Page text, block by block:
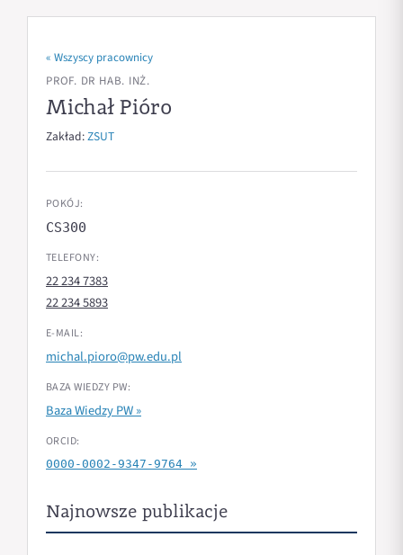
« Wszyscy pracownicy
PROF. DR HAB. INŻ.
Michał Pióro
Zakład:ZSUT
POKÓJ:
CS300
TELEFONY:
22 234 7383
22 234 5893
E-MAIL:
michal.pioro@pw.edu.pl
BAZA WIEDZY PW:
Baza Wiedzy PW »
ORCID:
0000-0002-9347-9764 »
Najnowsze publikacje